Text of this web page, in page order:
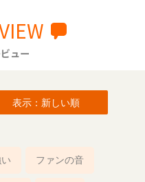
ュー
表示：新しい順
ファンの音